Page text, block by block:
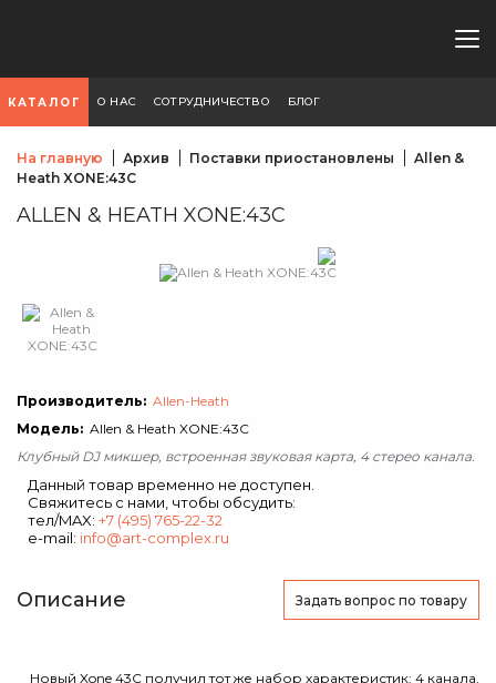
КАТАЛОГ О НАС СОТРУДНИЧЕСТВО БЛОГ
На главную Архив Поставки приостановлены
Allen &
Heath XONE:43C
ALLEN & HEATH XONE:43C
Производитель: Allen-Heath
Модель: Allen & Heath XONE:43C
Клубный DJ микшер, встроенная звуковая карта, 4 стерео канала.
Данный товар временно не доступен.
Свяжитесь с нами, чтобы обсудить:
тел/MAX: +7 (495) 765-22-32
e-mail: info@art-complex.ru
Описание Задать вопрос по товару
Новый Xone 43С получил тот же набор характеристик: 4 канала,